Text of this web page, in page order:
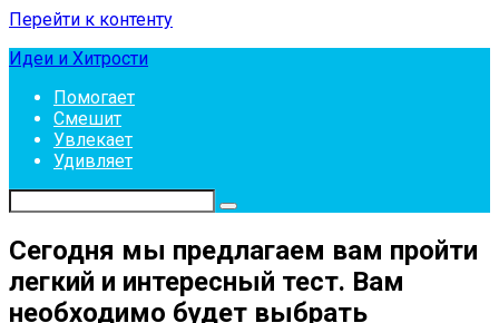
Перейти к контенту
Идеи и Хитрости
Помогает
Смешит
Увлекает
Удивляет
Сегодня мы предлагаем вам пройти
легкий и интересный тест. Вам
необходимо будет выбрать